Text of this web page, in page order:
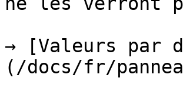
→ [Valeurs par
(/docs/fr/